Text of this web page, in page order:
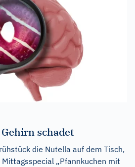
schadet
die Nutella auf dem Tisch,
„Pfannkuchen mit